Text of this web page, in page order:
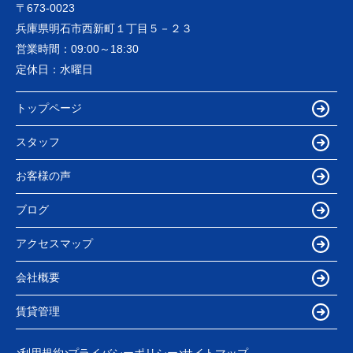
〒673-0023
兵庫県明石市西新町１丁目５－２３
営業時間： 09:00～18:30
定休日： 水曜日
トップページ
スタッフ
お客様の声
ブログ
アクセスマップ
会社概要
賃貸管理